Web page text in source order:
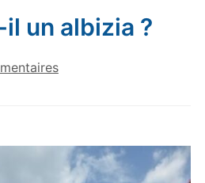
un albizia ?
sur
un
albizia